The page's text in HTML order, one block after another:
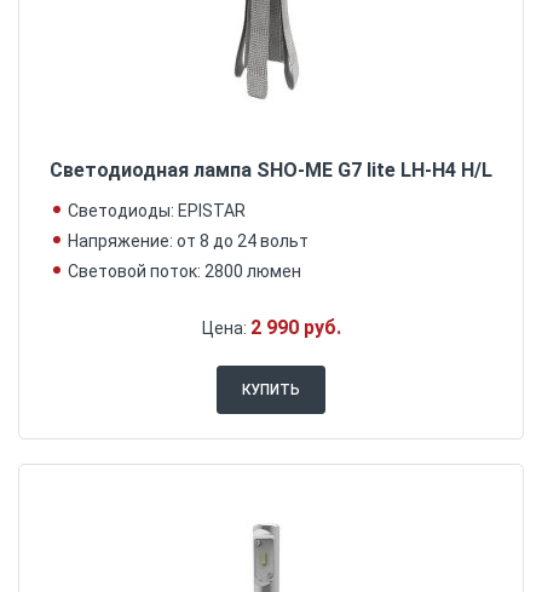
Светодиодная лампа SHO-ME G7 lite LH-H4 H/L
Светодиоды: EPISTAR
Напряжение: от 8 до 24 вольт
Световой поток: 2800 люмен
Цена: 2 990 руб.
КУПИТЬ